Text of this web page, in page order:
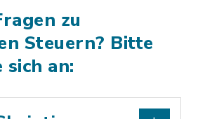
zu
Steuern? Bitte
sich an: